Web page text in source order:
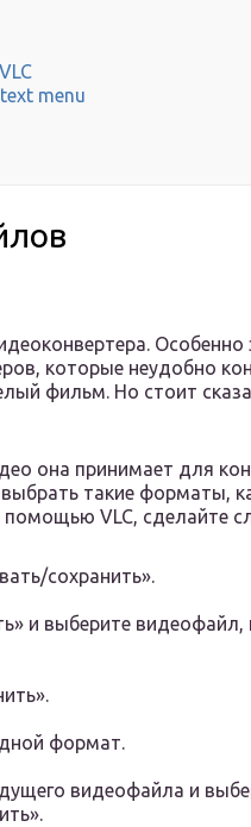
menu
которые неудобно
фильм. Но стоит
она принимает для
такие форматы,
помощью VLC, сделайте
сохранить».
и выберите
формат.
видеофайла и